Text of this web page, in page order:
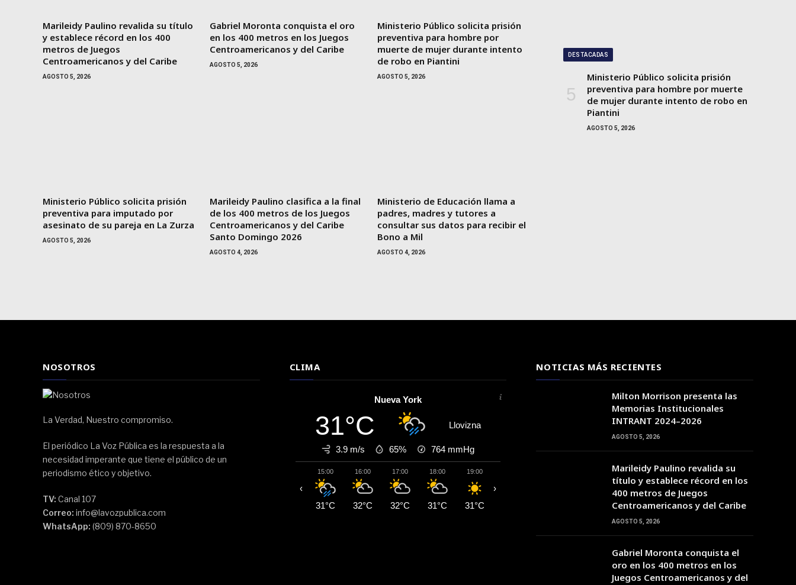
Marileidy Paulino revalida su título
y establece récord en los 400
metros de Juegos
Centroamericanos y del Caribe
AGOSTO 5, 2026
Gabriel Moronta conquista el oro
en los 400 metros en los Juegos
Centroamericanos y del Caribe
AGOSTO 5, 2026
Ministerio Público solicita prisión
preventiva para hombre por
muerte de mujer durante intento
de robo en Piantini
AGOSTO 5, 2026
Ministerio Público solicita prisión
preventiva para imputado por
asesinato de su pareja en La Zurza
AGOSTO 5, 2026
Marileidy Paulino clasifica a la final
de los 400 metros de los Juegos
Centroamericanos y del Caribe
Santo Domingo 2026
AGOSTO 4, 2026
Ministerio de Educación llama a
padres, madres y tutores a
consultar sus datos para recibir el
Bono a Mil
AGOSTO 4, 2026
DESTACADAS
Ministerio Público solicita prisión
preventiva para hombre por muerte
de mujer durante intento de robo en
Piantini
AGOSTO 5, 2026
NOSOTROS
La Verdad, Nuestro compromiso.
El periódico La Voz Pública es la respuesta a la
necesidad imperante que tiene el público de un
periodismo ético y objetivo.
TV: Canal 107
Correo: info@lavozpublica.com
WhatsApp: (809) 870-8650
CLIMA
Nueva York
31°C Llovizna
3.9 m/s 65% 764 mmHg
15:00
31°C
16:00
32°C
17:00
32°C
18:00
31°C
19:00
31°C
23:00
26°C
00:00
26°C
01:00
26°C
02:00
25°C
‹ ›
NOTICIAS MÁS RECIENTES
Milton Morrison presenta las
Memorias Institucionales
INTRANT 2024–2026
AGOSTO 5, 2026
Marileidy Paulino revalida su
título y establece récord en los
400 metros de Juegos
Centroamericanos y del Caribe
AGOSTO 5, 2026
Gabriel Moronta conquista el
oro en los 400 metros en los
Juegos Centroamericanos y del